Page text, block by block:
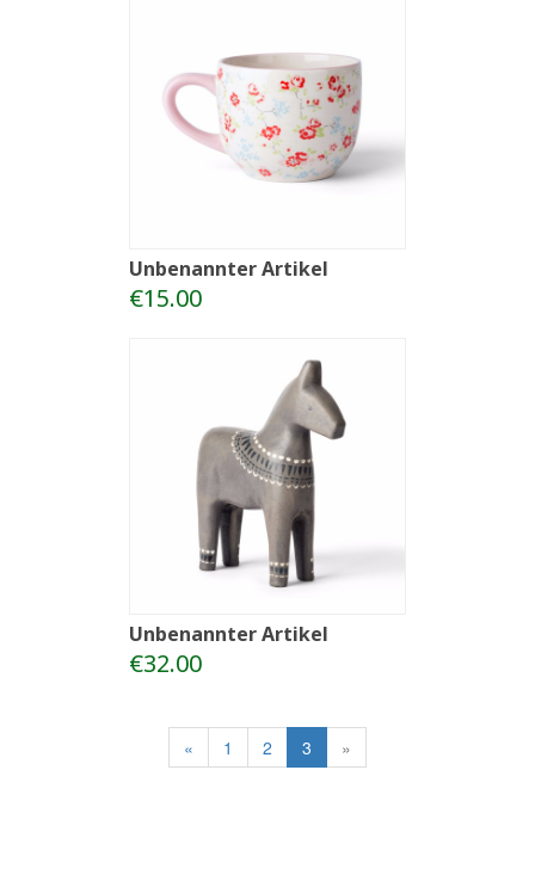
Unbenannter Artikel
€15.00
Unbenannter Artikel
€32.00
« 1 2 3 »